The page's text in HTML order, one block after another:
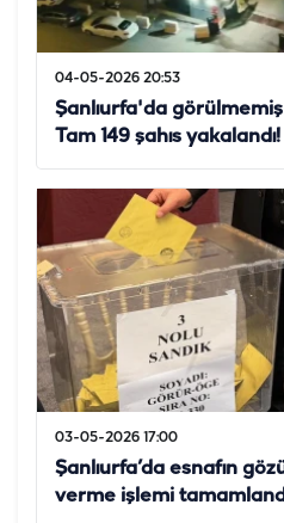
04-05-2026 20:53
Şanlıurfa'da
Tam 149 şahıs yakalandı!
03-05-2026 17:00
Şanlıurfa’da esnafın
verme işlemi